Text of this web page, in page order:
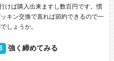
けば購入出来ますし数百円です。慣
キン交換で直れば節約できるので一
しょうか。
強く締めてみる